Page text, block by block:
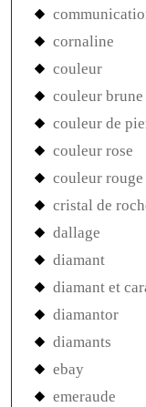
cornaline
couleur
couleur brune
couleur de
couleur rose
couleur rouge
cristal de
dallage
diamant
diamant et
diamantor
diamants
ebay
emeraude